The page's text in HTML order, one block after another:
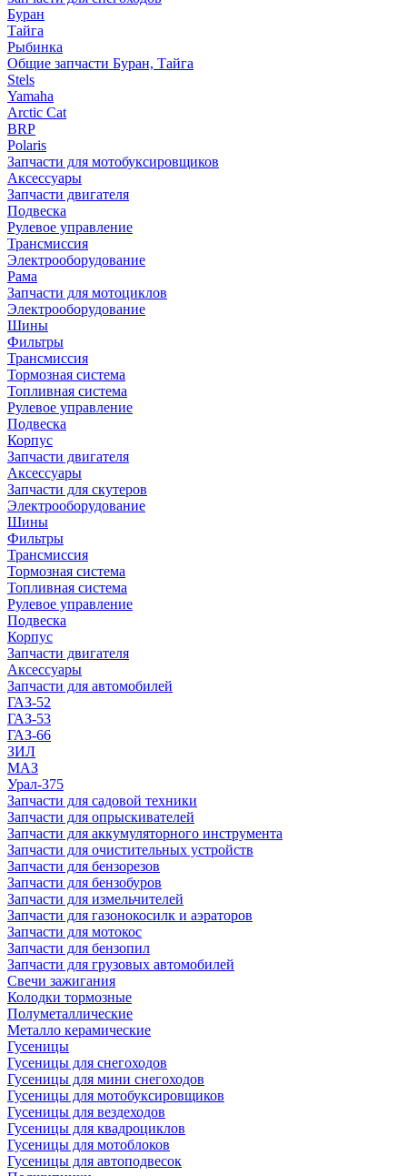
Буран
Тайга
Рыбинка
Общие запчасти Буран, Тайга
Stels
Yamaha
Arctic Cat
BRP
Polaris
Запчасти для мотобуксировщиков
Аксессуары
Запчасти двигателя
Подвеска
Рулевое управление
Трансмиссия
Электрооборудование
Рама
Запчасти для мотоциклов
Электрооборудование
Шины
Фильтры
Трансмиссия
Тормозная система
Топливная система
Рулевое управление
Подвеска
Корпус
Запчасти двигателя
Аксессуары
Запчасти для скутеров
Электрооборудование
Шины
Фильтры
Трансмиссия
Тормозная система
Топливная система
Рулевое управление
Подвеска
Корпус
Запчасти двигателя
Аксессуары
Запчасти для автомобилей
ГАЗ-52
ГАЗ-53
ГАЗ-66
ЗИЛ
МАЗ
Урал-375
Запчасти для садовой техники
Запчасти для опрыскивателей
Запчасти для аккумуляторного инструмента
Запчасти для очистительных устройств
Запчасти для бензорезов
Запчасти для бензобуров
Запчасти для измельчителей
Запчасти для газонокосилк и аэраторов
Запчасти для мотокос
Запчасти для бензопил
Запчасти для грузовых автомобилей
Свечи зажигания
Колодки тормозные
Полуметаллические
Металло керамические
Гусеницы
Гусеницы для снегоходов
Гусеницы для мини снегоходов
Гусеницы для мотобуксировщиков
Гусеницы для вездеходов
Гусеницы для квадроциклов
Гусеницы для мотоблоков
Гусеницы для автоподвесок